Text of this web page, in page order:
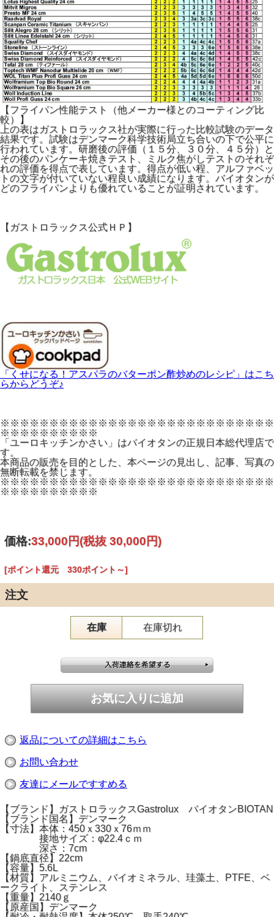
【フライパン性能テスト（他メーカー様とのコーティング比
較）】
上の表はガストロラックス社が実際に行った比較試験のデータ
結果です。試験はデンマーク科学技術局立ち合いの下で公平に
行われています。研磨後の評価（１５分、３０分、４５分）と
その後のパンケーキ焼きテスト、ミルク焦がしテストのそれぞ
れの評価を得点で表しています。得点が低い程、アルファベッ
トの文字が付いていない程良い成績になります。バイオタンが
どのフライパンよりも優れていることが証明されています。
【ガストロラックス公式ＨＰ】
「くせになる！アスパラのバターポン酢炒めのレシピ」はこち
らからどうぞ♪
※※※※※※※※※※※※※※※※※※※※※※※※※※※※
※※※※※※※※※※
「ユーロキッチンかさい」はバイオタンの正規日本総代理店で
す。
本商品の販売を目的とした、本ページの見出し、記事、写真の
無断転載を禁じます。
※※※※※※※※※※※※※※※※※※※※※※※※※※※※
※※※※※※※※※※
価格:33,000円(税抜 30,000円)
[ポイント還元 330ポイント～]
注文
在庫 在庫切れ
返品についての詳細はこちら
お問い合わせ
友達にメールですすめる
【ブランド】ガストロラックスGastrolux バイオタンBIOTAN
【ブランド国名】デンマーク
【寸法】本体：450ｘ330ｘ76ｍｍ
接地サイズ：φ22.4ｃｍ
深さ：7cm
【鍋底直径】22cm
【容量】5.6L
【材質】アルミニウム、バイオミネラル、珪藻土、PTFE、ベ
ークライト、ステンレス
【重量】2140ｇ
【原産国】デンマーク